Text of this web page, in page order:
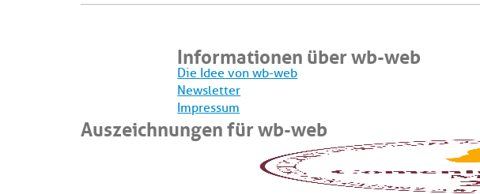
Informationen über wb-web
Die Idee von wb-web
Newsletter
Impressum
Auszeichnungen für wb-web